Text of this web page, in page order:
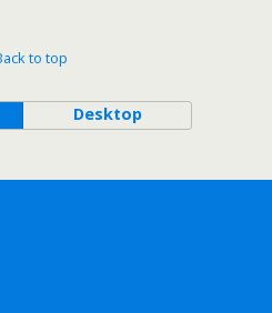
to top
Desktop